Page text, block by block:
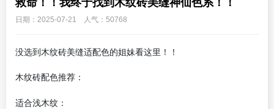
救命！！我终于找到木纹砖美缝神仙色系！！
日期：2025-07-21 人气：50768
没选到木纹砖美缝适配色的姐妹看这里！！
木纹砖配色推荐：
适合浅木纹：